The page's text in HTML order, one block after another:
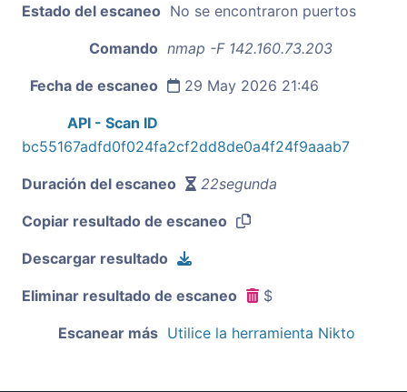
Estado del escaneo No se encontraron puertos
Comando nmap -F 142.160.73.203
Fecha de escaneo 29 May 2026 21:46
API - Scan ID
bc55167adfd0f024fa2cf2dd8de0a4f24f9aaab7
Duración del escaneo 22segunda
Copiar resultado de escaneo
Descargar resultado
Eliminar resultado de escaneo $
Escanear más Utilice la herramienta Nikto